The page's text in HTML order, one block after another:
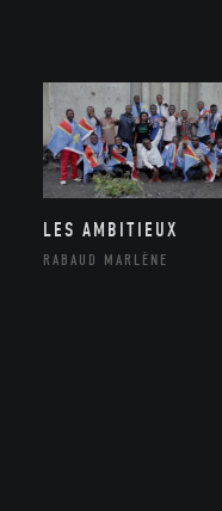
LES AMBITIEUX
RABAUD MARLÈNE